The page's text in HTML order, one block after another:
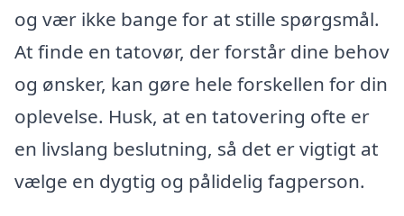
og vær ikke bange for at stille spørgsmål.
At finde en tatovør, der forstår dine behov
og ønsker, kan gøre hele forskellen for din
oplevelse. Husk, at en tatovering ofte er
en livslang beslutning, så det er vigtigt at
vælge en dygtig og pålidelig fagperson.